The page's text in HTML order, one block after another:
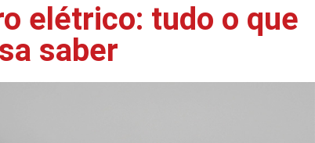
elétrico: tudo o que
saber